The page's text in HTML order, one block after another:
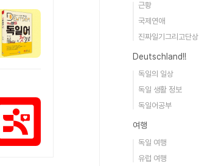
근황
국제연애
진짜일기그리고단상
Deutschland!!
독일의 일상
독일 생활 정보
독일어공부
여행
독일 여행
유럽 여행